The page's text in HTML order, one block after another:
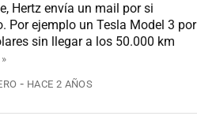
Hertz envía un mail por si
Por ejemplo un Tesla Model 3 por
sin llegar a los 50.000 km
HACE 2 AÑOS